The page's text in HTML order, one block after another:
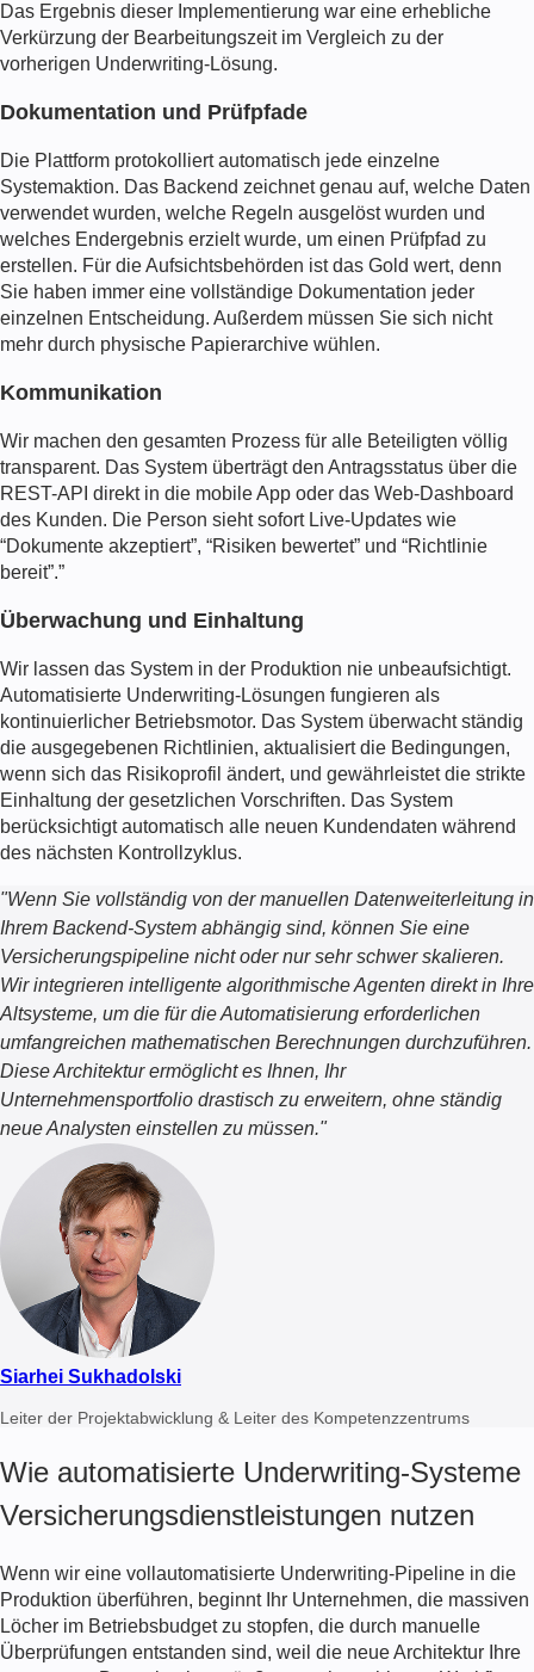
Das Ergebnis dieser Implementierung war eine erhebliche
Verkürzung der Bearbeitungszeit im Vergleich zu der
vorherigen Underwriting-Lösung.
Dokumentation und Prüfpfade
Die Plattform protokolliert automatisch jede einzelne
Systemaktion. Das Backend zeichnet genau auf, welche Daten
verwendet wurden, welche Regeln ausgelöst wurden und
welches Endergebnis erzielt wurde, um einen Prüfpfad zu
erstellen. Für die Aufsichtsbehörden ist das Gold wert, denn
Sie haben immer eine vollständige Dokumentation jeder
einzelnen Entscheidung. Außerdem müssen Sie sich nicht
mehr durch physische Papierarchive wühlen.
Kommunikation
Wir machen den gesamten Prozess für alle Beteiligten völlig
transparent. Das System überträgt den Antragsstatus über die
REST-API direkt in die mobile App oder das Web-Dashboard
des Kunden. Die Person sieht sofort Live-Updates wie
“Dokumente akzeptiert”, “Risiken bewertet” und “Richtlinie
bereit”.”
Überwachung und Einhaltung
Wir lassen das System in der Produktion nie unbeaufsichtigt.
Automatisierte Underwriting-Lösungen fungieren als
kontinuierlicher Betriebsmotor. Das System überwacht ständig
die ausgegebenen Richtlinien, aktualisiert die Bedingungen,
wenn sich das Risikoprofil ändert, und gewährleistet die strikte
Einhaltung der gesetzlichen Vorschriften. Das System
berücksichtigt automatisch alle neuen Kundendaten während
des nächsten Kontrollzyklus.
"Wenn Sie vollständig von der manuellen Datenweiterleitung in
Ihrem Backend-System abhängig sind, können Sie eine
Versicherungspipeline nicht oder nur sehr schwer skalieren.
Wir integrieren intelligente algorithmische Agenten direkt in Ihre
Altsysteme, um die für die Automatisierung erforderlichen
umfangreichen mathematischen Berechnungen durchzuführen.
Diese Architektur ermöglicht es Ihnen, Ihr
Unternehmensportfolio drastisch zu erweitern, ohne ständig
neue Analysten einstellen zu müssen."
Siarhei Sukhadolski
Leiter der Projektabwicklung & Leiter des Kompetenzzentrums
Wie automatisierte Underwriting-Systeme
Versicherungsdienstleistungen nutzen
Wenn wir eine vollautomatisierte Underwriting-Pipeline in die
Produktion überführen, beginnt Ihr Unternehmen, die massiven
Löcher im Betriebsbudget zu stopfen, die durch manuelle
Überprüfungen entstanden sind, weil die neue Architektur Ihre